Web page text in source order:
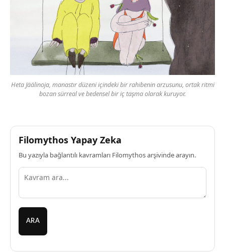
Heta Jäälinoja, manastır düzeni içindeki bir rahibenin arzusunu, ortak ritmi
bozan sürreal ve bedensel bir iç taşma olarak kuruyor.
Filomythos Yapay Zeka
Bu yazıyla bağlantılı kavramları Filomythos arşivinde arayın.
ARA